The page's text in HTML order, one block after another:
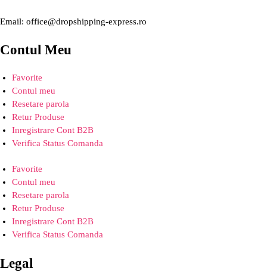
Email: office@dropshipping-express.ro
Contul Meu
Favorite
Contul meu
Resetare parola
Retur Produse
Inregistrare Cont B2B
Verifica Status Comanda
Favorite
Contul meu
Resetare parola
Retur Produse
Inregistrare Cont B2B
Verifica Status Comanda
Legal